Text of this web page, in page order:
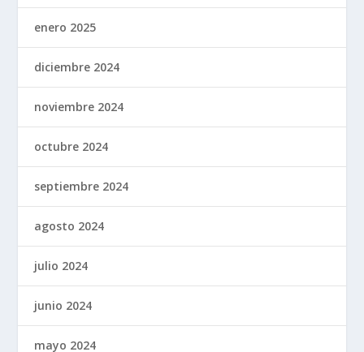
enero 2025
diciembre 2024
noviembre 2024
octubre 2024
septiembre 2024
agosto 2024
julio 2024
junio 2024
mayo 2024